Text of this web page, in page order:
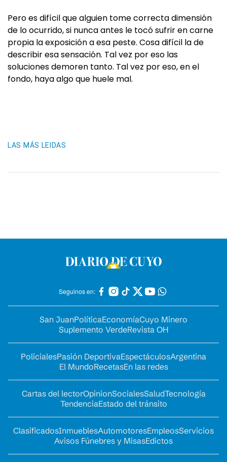
Pero es difícil que alguien tome correcta dimensión
de lo ocurrido, si nunca antes le tocó sufrir en carne
propia la exposición a esa peste. Cosa difícil la de
describir esa sensación. Tal vez por eso las
soluciones demoren tanto. Tal vez por eso, en el
fondo, haya algo que huele mal.
LAS MÁS LEIDAS
Seguinos en:
San JuanPolíticaEconomíaCuyo Minero
Suplemento VerdeRevista OH
PolicialesPasión DeportivaEspectáculosArgentina
El MundoRecetasEn las redes
Cartas del lectorOpinionSocialesSaludTecnología
TendenciaEstado del tránsito
ClasificadosInmueblesAutomotoresEmpleosServicios
Avisos Fúnebres y MisasEdictos